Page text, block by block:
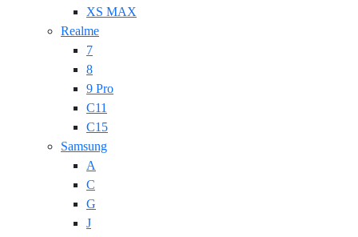
XS MAX
Realme
7
8
9 Pro
C11
C15
Samsung
A
C
G
J